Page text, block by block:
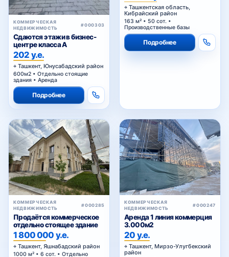
202 у.е.
600м2 • Отдельно стоящие
здания • Аренда
Подробнее
КОММЕРЧЕСКАЯ
НЕДВИЖИМОСТЬ
#000285
Продаётся коммерческое
отдельно стоящее здание
1 800 000 у.е.
1000 м² • 6 сот. • Отдельно
стоящие здания
Подробнее
КОММЕРЧЕСКАЯ
НЕДВИЖИМОСТЬ
#000247
Аренда 1 линия коммерция
3.000м2
20 у.е.
район
3.000м2 • Отдельно стоящие
здания • Аренда
Подробнее